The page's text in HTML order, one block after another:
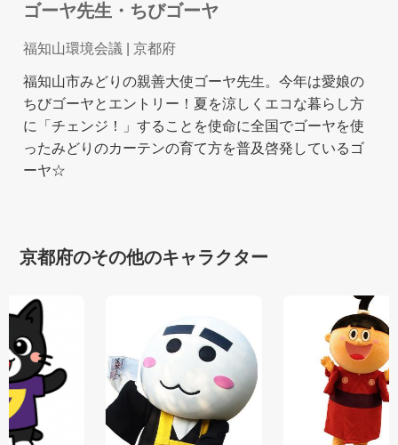
ゴーヤ先生・ちびゴーヤ
福知山環境会議 | 京都府
福知山市みどりの親善大使ゴーヤ先生。今年は愛娘の
ちびゴーヤとエントリー！夏を涼しくエコな暮らし方
に「チェンジ！」することを使命に全国でゴーヤを使
ったみどりのカーテンの育て方を普及啓発しているゴ
ーヤ☆
京都府のその他のキャラクター